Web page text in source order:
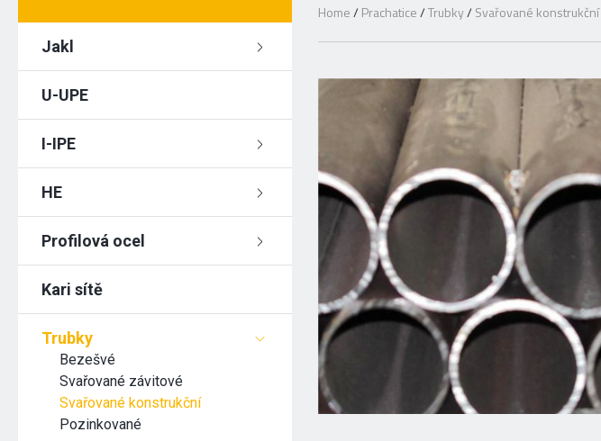
Jakl
U-UPE
I-IPE
HE
Profilová ocel
Kari sítě
Trubky
Bezešvé
Svařované závitové
Svařované konstrukční
Pozinkované
Home/ Prachatice/Trubky/ Svařované konstrukční